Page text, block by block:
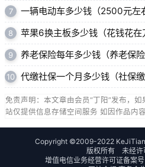
免责声明：本文章由会员“丁阳”发布，
站仅提供信息存储空间服务 如因作品内
7 一辆电动车多少钱（2500元左
8 苹果6换主板多少钱（花钱花在
9 养老保险每年多少钱（养老保
10 代缴社保一个月多少钱（社保
Copyright ©2009-2022
版权所有 未经许
增值电信业务经营许可证备案号